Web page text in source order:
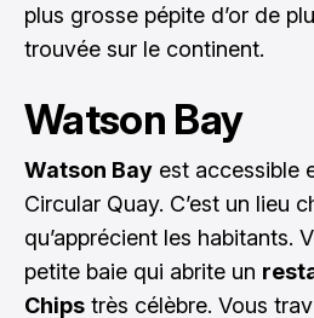
plus grosse pépite d’or de
trouvée sur le continent.
Watson Bay
Watson Bay est accessible
Circular Quay. C’est un lieu
qu’apprécient les habitants.
petite baie qui abrite un
Chips très célèbre. Vous